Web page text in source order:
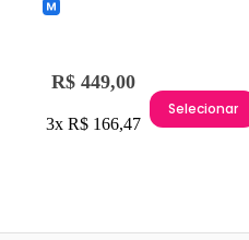
R$ 449,00
3x R$ 166,47
Selecionar